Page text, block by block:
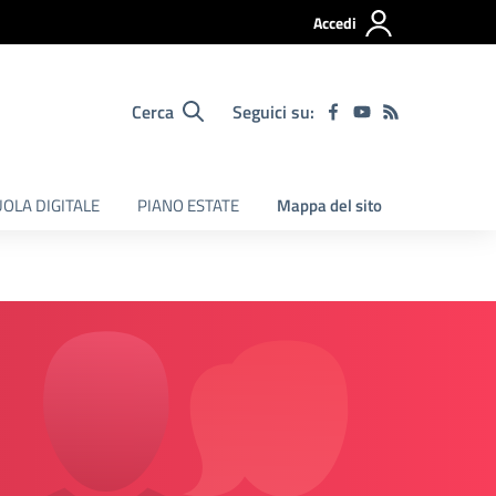
Accedi
Cerca Seguici su:
DIGITALE PIANO ESTATE Mappa del sito